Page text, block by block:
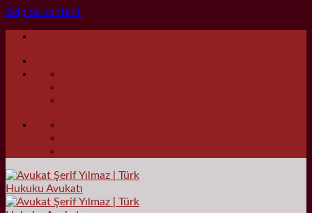
Skip to content